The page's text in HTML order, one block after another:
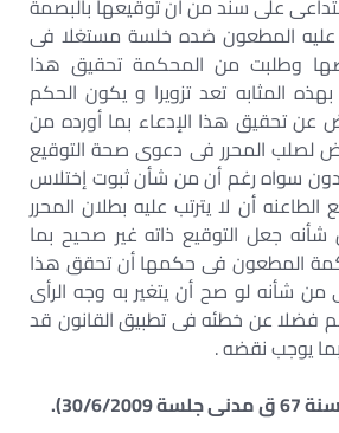
على سند من أن توقيعها بالبصمة
عليه المطعون ضده خلسة مستغلا فى
وطلبت من المحكمة تحقيق هذا
المثابه تعد تزويرا و يكون الحكم
عن تحقيق هذا الإدعاء بما أورده من
لصلب المحرر فى دعوى صحة التوقيع
دون سواه رغم أن من شأن ثبوت إختلاس
أن لا يترتب عليه بطلان المحرر
جعل التوقيع ذاته غير صحيح بما
المطعون فى حكمها أن تحقق هذا
من شأنه لو صح أن يتغير به وجه الرأى
فضلا عن خطئه فى تطبيق القانون قد
يوجب نقضه .